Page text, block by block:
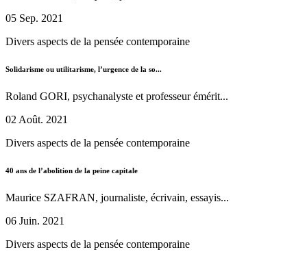
05 Sep. 2021
Divers aspects de la pensée contemporaine
Solidarisme ou utilitarisme, l’urgence de la so...
Roland GORI, psychanalyste et professeur émérit...
02 Août. 2021
Divers aspects de la pensée contemporaine
40 ans de l’abolition de la peine capitale
Maurice SZAFRAN, journaliste, écrivain, essayis...
06 Juin. 2021
Divers aspects de la pensée contemporaine